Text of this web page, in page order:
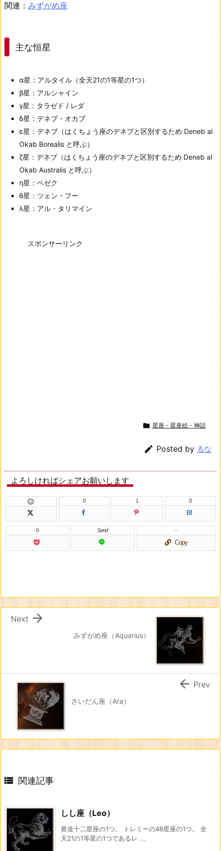
関連： みずがめ座
主な恒星
α星：アルタイル（全天21の1等星の1つ）
β星：アルシャイン
γ星：タラゼド / レダ
δ星：デネブ・オカブ
ε星：デネブ（はくちょう座のデネブと区別するため Deneb al
Okab Borealis と呼ぶ）
ζ星：デネブ（はくちょう座のデネブと区別するため Deneb al
Okab Australis と呼ぶ）
η星：ベゼク
θ星：ツェン・フー
λ星：アル・タリマイン
スポンサーリンク
 星座・星座絵・神話
 Posted by るな
よろしければシェアお願いします
 0 1
B!
0
0 Send
Copy
-
みずがめ座（Aquarius）

Next
さいだん座（Ara）
 Prev
 関連記事
しし座（Leo）
黄道十二星座の1つ。 トレミーの48星座の1つ。 全
天21の1等星の1つであるレ ...